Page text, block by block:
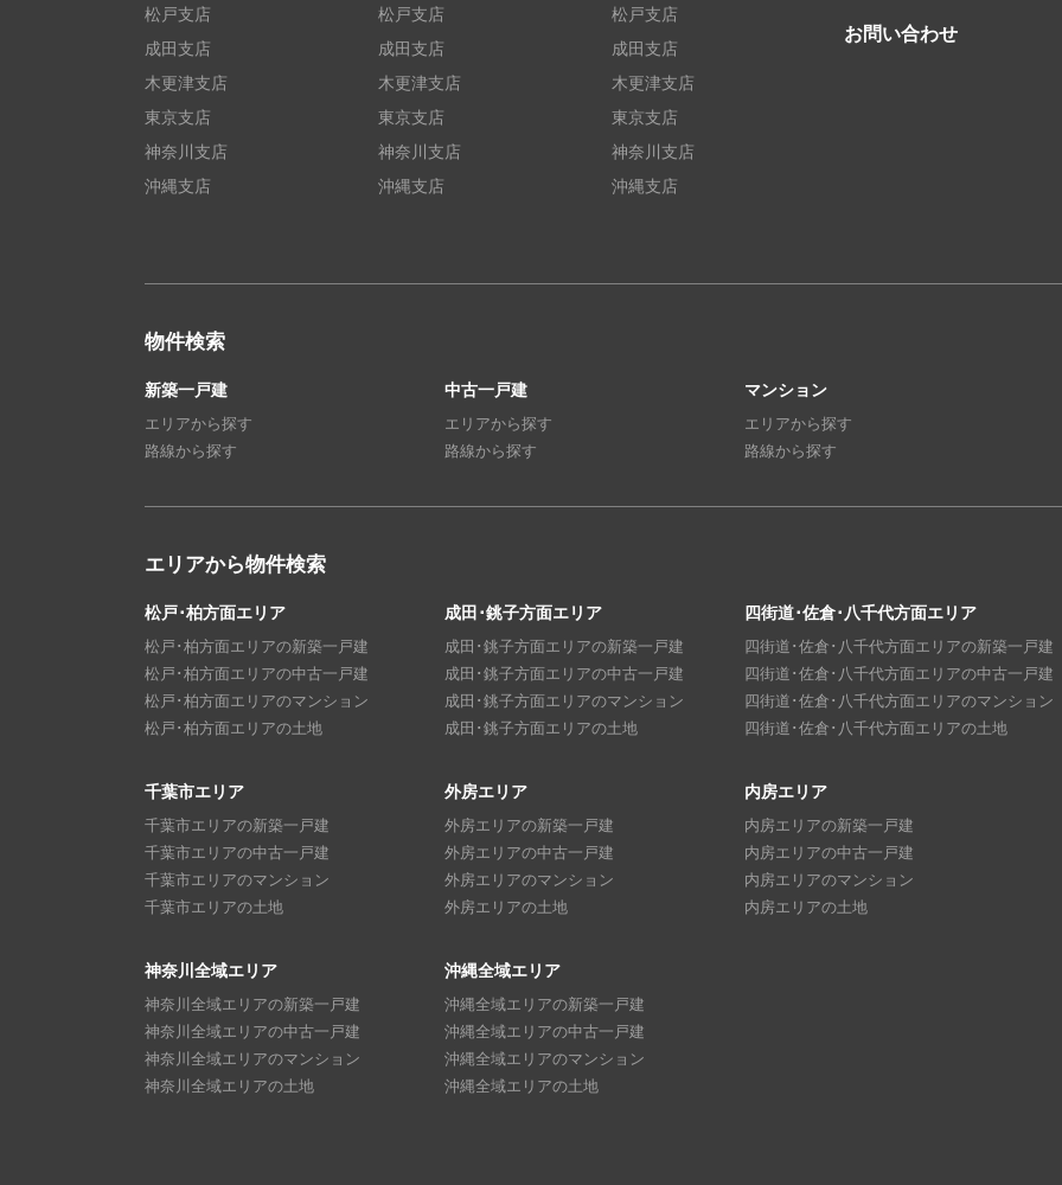
松戸支店
成田支店
木更津支店
東京支店
神奈川支店
沖縄支店
松戸支店
成田支店
木更津支店
東京支店
神奈川支店
沖縄支店
松戸支店
成田支店
木更津支店
東京支店
神奈川支店
沖縄支店
お問い合わせ
物件検索
新築一戸建
エリアから探す
路線から探す
中古一戸建
エリアから探す
路線から探す
マンション
エリアから探す
路線から探す
エリアから物件検索
松戸･柏方面エリア
松戸･柏方面エリアの新築一戸建
松戸･柏方面エリアの中古一戸建
松戸･柏方面エリアのマンション
松戸･柏方面エリアの土地
成田･銚子方面エリア
成田･銚子方面エリアの新築一戸建
成田･銚子方面エリアの中古一戸建
成田･銚子方面エリアのマンション
成田･銚子方面エリアの土地
四街道･佐倉･八千代方面エリア
四街道･佐倉･八千代方面エリアの新築一戸建
四街道･佐倉･八千代方面エリアの中古一戸建
四街道･佐倉･八千代方面エリアのマンション
四街道･佐倉･八千代方面エリアの土地
千葉市エリア
千葉市エリアの新築一戸建
千葉市エリアの中古一戸建
千葉市エリアのマンション
千葉市エリアの土地
外房エリア
外房エリアの新築一戸建
外房エリアの中古一戸建
外房エリアのマンション
外房エリアの土地
内房エリア
内房エリアの新築一戸建
内房エリアの中古一戸建
内房エリアのマンション
内房エリアの土地
神奈川全域エリア
神奈川全域エリアの新築一戸建
神奈川全域エリアの中古一戸建
神奈川全域エリアのマンション
神奈川全域エリアの土地
沖縄全域エリア
沖縄全域エリアの新築一戸建
沖縄全域エリアの中古一戸建
沖縄全域エリアのマンション
沖縄全域エリアの土地